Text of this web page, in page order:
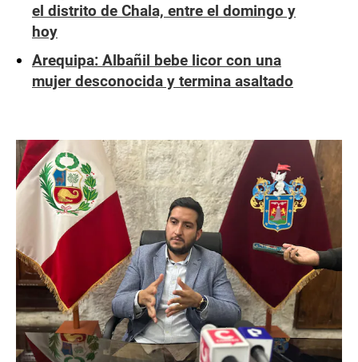
el distrito de Chala, entre el domingo y
hoy
Arequipa: Albañil bebe licor con una
mujer desconocida y termina asaltado